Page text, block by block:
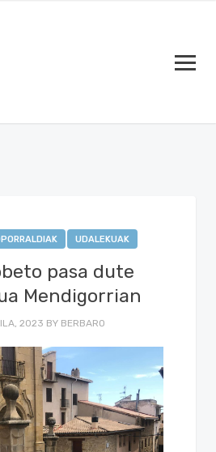
UDALEKUAK
pasa dute
Mendigorrian
2023 BY BERBARO